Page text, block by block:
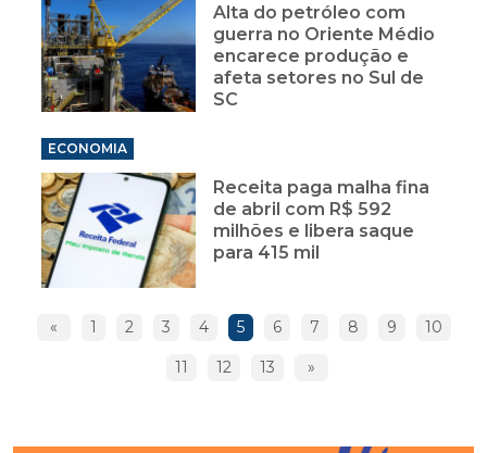
Alta do petróleo com
guerra no Oriente Médio
encarece produção e
afeta setores no Sul de
SC
ECONOMIA
Receita paga malha fina
de abril com R$ 592
milhões e libera saque
para 415 mil
« 1 2 3 4 5 6 7 8 9 10
11 12 13 »